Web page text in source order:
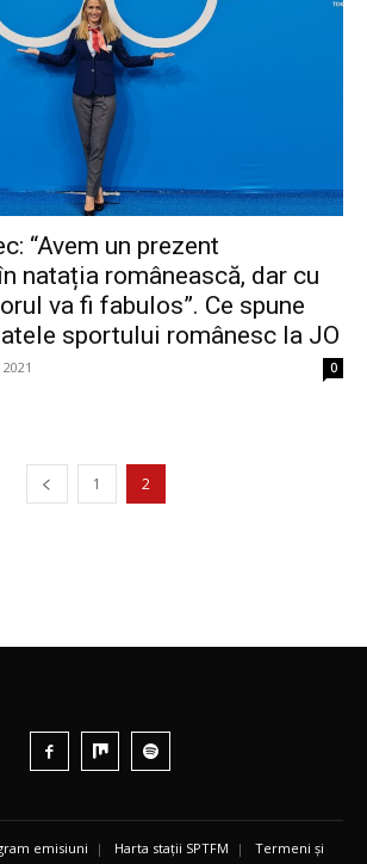
“Avem un prezent
natația românească, dar cu
va fi fabulos”. Ce spune
sportului românesc la JO
0
1 2
emisiuni | Harta stații SPTFM | Termeni și